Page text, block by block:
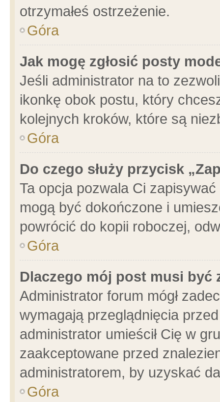
otrzymałeś ostrzeżenie.
Góra
Jak mogę zgłosić posty
Jeśli administrator na to
ikonkę obok postu, który
kolejnych kroków, które są
Góra
Do czego służy przycisk
Ta opcja pozwala Ci
mogą być dokończone i
powrócić do kopii roboczej,
Góra
Dlaczego mój post musi być
Administrator forum mógł
wymagają przeglądnięcia
administrator umieścił Cię w
zaakceptowane przed
administratorem, by uzyskać
Góra